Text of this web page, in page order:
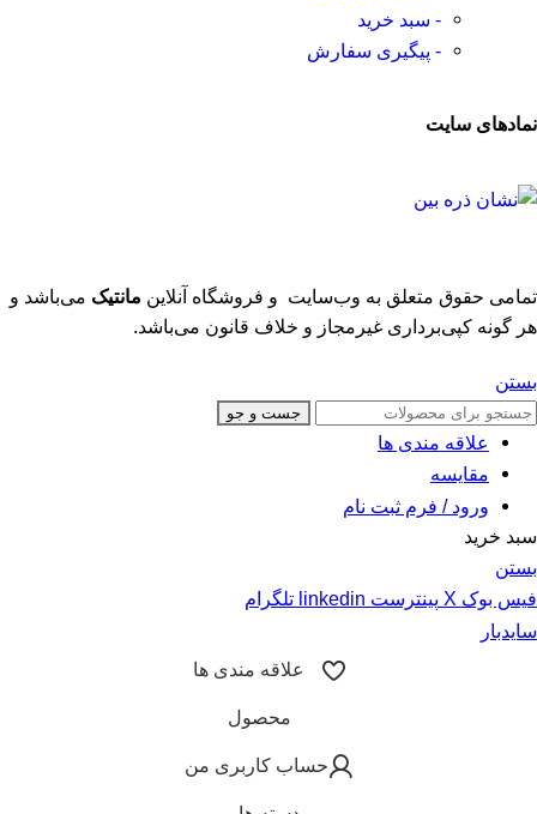
- سبد خرید
- پیگیری سفارش
نمادهای سایت
تمامی حقوق متعلق به وب‌سایت و فروشگاه‌ آنلاین مانتیک می‌باشد و
هر گونه کپی‌برداری غیرمجاز و خلاف قانون می‌باشد.
بستن
جست و جو
علاقه مندی ها
مقایسه
ورود / فرم ثبت نام
سبد خرید
بستن
فیس بوک X پینترست linkedin تلگرام
سایدبار
علاقه مندی ها
محصول
حساب کاربری من